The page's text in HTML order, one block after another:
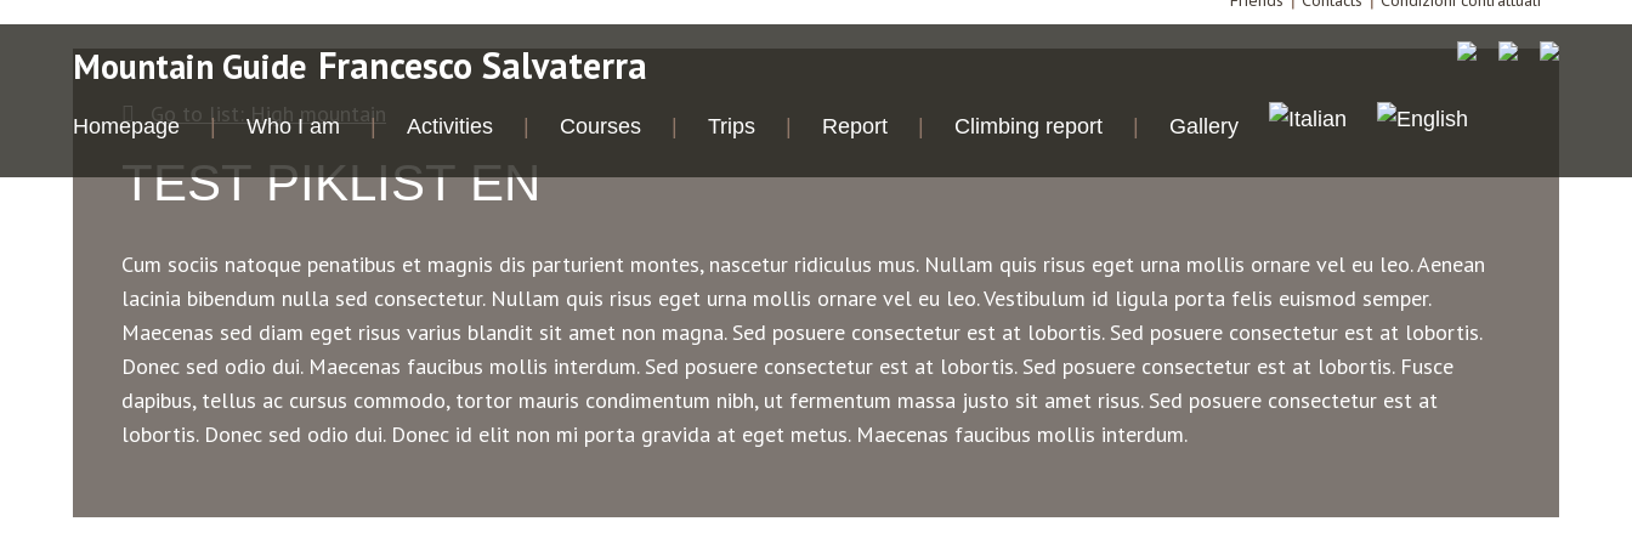
Mountain Guide Francesco Salvaterra
Homepage Who I am Activities Courses Trips Report Climbing report Gallery
Go to list: High mountain
TEST PIKLIST EN
Cum sociis natoque penatibus et magnis dis parturient montes, nascetur ridiculus mus. Nullam quis risus eget urna mollis ornare vel eu leo. Aenean
lacinia bibendum nulla sed consectetur. Nullam quis risus eget urna mollis ornare vel eu leo. Vestibulum id ligula porta felis euismod semper.
Maecenas sed diam eget risus varius blandit sit amet non magna. Sed posuere consectetur est at lobortis. Sed posuere consectetur est at lobortis.
Donec sed odio dui. Maecenas faucibus mollis interdum. Sed posuere consectetur est at lobortis. Sed posuere consectetur est at lobortis. Fusce
dapibus, tellus ac cursus commodo, tortor mauris condimentum nibh, ut fermentum massa justo sit amet risus. Sed posuere consectetur est at
lobortis. Donec sed odio dui. Donec id elit non mi porta gravida at eget metus. Maecenas faucibus mollis interdum.